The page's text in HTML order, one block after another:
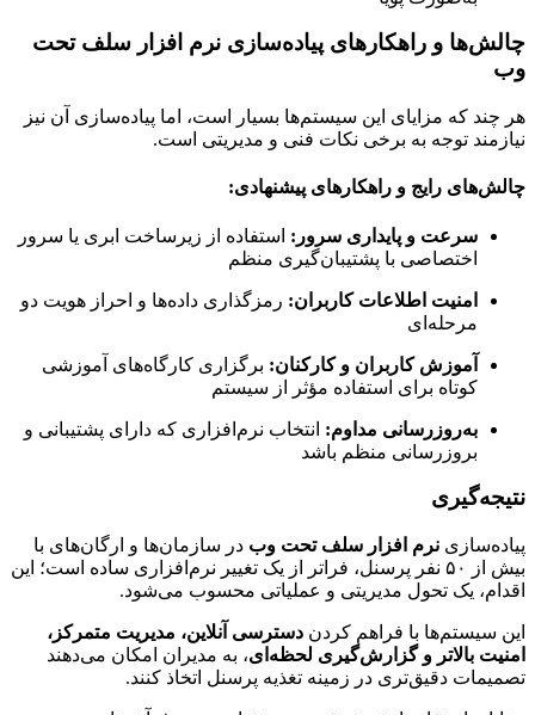
چالش‌ها و راهکارهای پیاده‌سازی نرم افزار سلف تحت
وب
هر چند که مزایای این سیستم‌ها بسیار است، اما پیاده‌سازی آن نیز
نیازمند توجه به برخی نکات فنی و مدیریتی است.
چالش‌های رایج و راهکارهای پیشنهادی:
سرعت و پایداری سرور: استفاده از زیرساخت ابری یا سرور
اختصاصی با پشتیبان‌گیری منظم
امنیت اطلاعات کاربران: رمزگذاری داده‌ها و احراز هویت دو
مرحله‌ای
آموزش کاربران و کارکنان: برگزاری کارگاه‌های آموزشی
کوتاه برای استفاده مؤثر از سیستم
به‌روزرسانی مداوم: انتخاب نرم‌افزاری که دارای پشتیبانی و
بروزرسانی منظم باشد
نتیجه‌گیری
پیاده‌سازی نرم افزار سلف تحت وب در سازمان‌ها و ارگان‌های با
بیش از ۵۰ نفر پرسنل، فراتر از یک تغییر نرم‌افزاری ساده است؛ این
اقدام، یک تحول مدیریتی و عملیاتی محسوب می‌شود.
این سیستم‌ها با فراهم کردن دسترسی آنلاین، مدیریت متمرکز،
امنیت بالاتر و گزارش‌گیری لحظه‌ای، به مدیران امکان می‌دهند
تصمیمات دقیق‌تری در زمینه تغذیه پرسنل اتخاذ کنند.